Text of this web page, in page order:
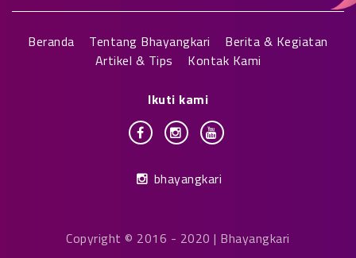
Beranda Tentang Bhayangkari
Berita & Kegiatan
Artikel & Tips
Kontak Kami
bhayangkari
Ikuti kami
Copyright © 2016 - 2020 | Bhayangkari